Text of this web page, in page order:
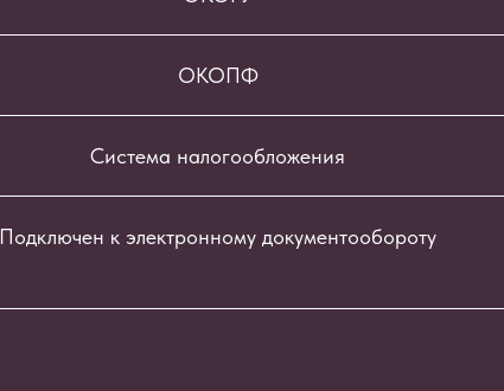
ОКОПФ
Система налогообложения
Подключен к электронному документообороту